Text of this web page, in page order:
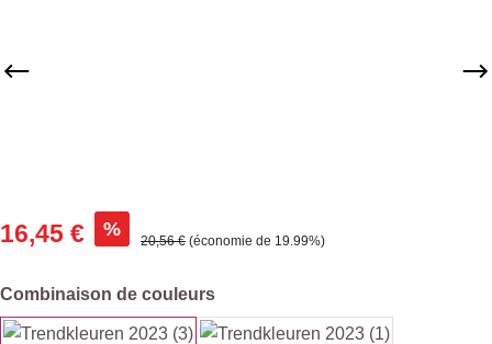
16,45 € % Prix régulier :
20,56 € (économie de 19.99%)
Sélectionnez
Combinaison de couleurs